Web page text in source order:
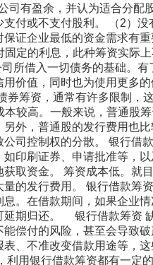
司有盈余，并认为适合分配
付或不支付股利。 （2）没
证企业最低的资金需求有
定的利息，此种筹资实际
所借入一切债务的基础。有
价值，同时也为使用更多
券筹资，通常有许多限制，
较高。一般来说，普通股
外，普通股的发行费用也
司控制权的分散。 银行借
印刷证券、申请批准等，
取资金。 筹资成本低。就
的发行费用。 银行借款筹资
。在借款期间，如果企业
期归还。 银行借款筹资
偿付的风险，甚至会导致破
、不准改变借款用途等，
用银行借款筹资都有一定